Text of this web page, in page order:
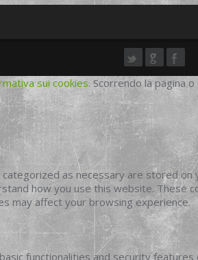
sui cookies. Scorrendo la pagina
as necessary are stored
how you use this website. These
may affect your browsing experience.
functionalities and security